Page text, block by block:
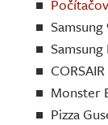
CORSAIR
Monster
Pizza